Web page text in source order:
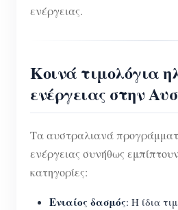
ενέργειας.
Κοινά τιμολόγια
ενέργειας στην
Τα αυστραλιανά
ενέργειας συνήθως
κατηγορίες:
Ενιαίος δασμός: Η ίδια